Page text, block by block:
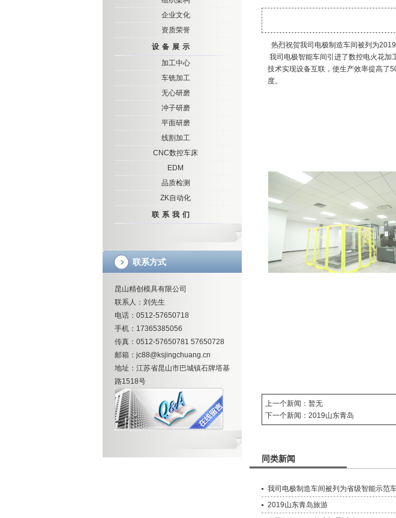
企业文化
资质荣誉
设备展示
加工中心
车铣加工
无心研磨
冲子研磨
平面研磨
线割加工
CNC数控车床
EDM
品质检测
ZK自动化
联系我们
联系方式
昆山精创模具有限公司
联系人：刘先生
电话：0512-57650718
手机：17365385056
传真：0512-57650781 57650728
邮箱：jc88@ksjingchuang.cn
地址：江苏省昆山市巴城镇石牌塔基
路1518号
热烈祝贺我司电极制造车间被列为
我司电极智能车间引进了数控电火花加
技术实现设备互联，使生产效率提高了
度。
上一个新闻：暂无
下一个新闻： 2019山东青岛
同类新闻
我司电极制造车间被列为省级智能示范
2019山东青岛旅游